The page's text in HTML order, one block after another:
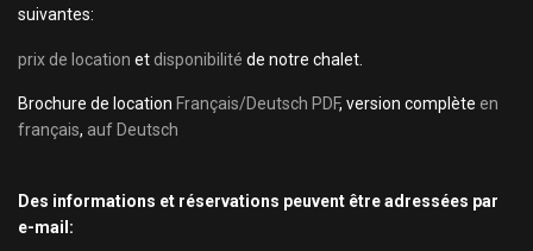
suivantes:
prix de location et disponibilité de notre chalet.
Brochure de location Français/Deutsch PDF, version complète en
français, auf Deutsch
Des informations et réservations peuvent être adressées par
e-mail: